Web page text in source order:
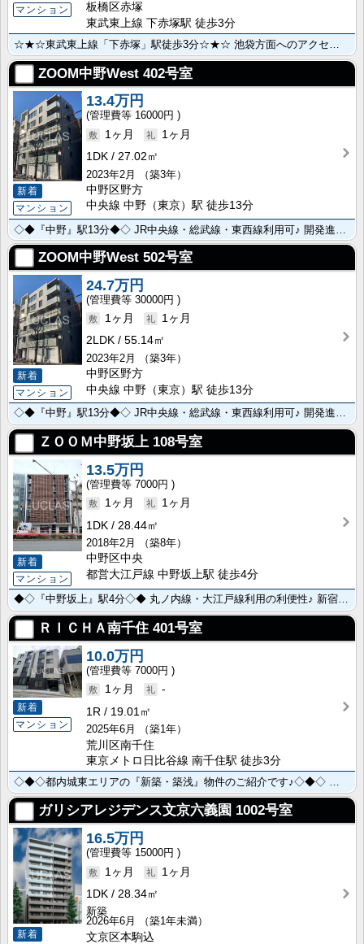
マンション
板橋区赤塚
東武東上線 下赤塚駅 徒歩3分
ZOOM中野West 402号室
新着
マンション
13.4万円
16000円
1ヶ月
1ヶ月
1DK
27.02㎡
2023年2月
（築3年）
中野区野方
中央線 中野（東京）駅 徒歩13分
ZOOM中野West 502号室
新着
マンション
24.7万円
30000円
1ヶ月
1ヶ月
2LDK
55.14㎡
2023年2月
（築3年）
中野区野方
中央線 中野（東京）駅 徒歩13分
◇◆『中野』駅13分◆◇ JR中央線・総武線・東西線利用可♪ 開発進む【中野】エリア。 サブカルの街･･･
ＺＯＯＭ中野坂上 108号室
新着
マンション
13.5万円
7000円
1ヶ月
1ヶ月
1DK
28.44㎡
2018年2月
（築8年）
中野区中央
都営大江戸線 中野坂上駅 徒歩4分
◆◇『中野坂上』駅4分◇◆ 丸ノ内線・大江戸線利用の利便性♪ 新宿の喧騒から少し離れて、理想のUrb･･･
ＲＩＣＨＡ南千住 401号室
新着
マンション
10.0万円
7000円
1ヶ月
-
1R
19.01㎡
2025年6月
（築1年）
荒川区南千住
東京メトロ日比谷線 南千住駅 徒歩3分
ガリシアレジデンス文京六義園 1002号室
新着
16.5万円
15000円
1ヶ月
1ヶ月
1DK
28.34㎡
新築
2026年6月
（築1年未満）
文京区本駒込